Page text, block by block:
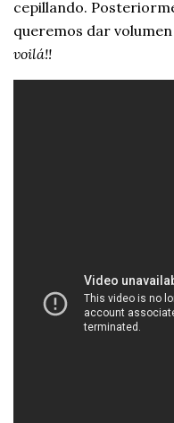
cepillando.
queremos dar
voilá!!